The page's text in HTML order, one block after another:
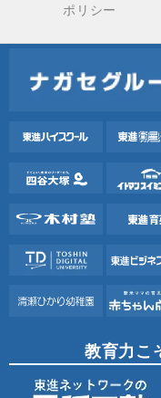
ポリシー
教育力こ